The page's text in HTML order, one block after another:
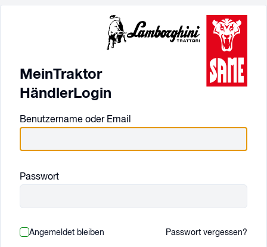
MeinTraktor
HändlerLogin
Benutzername oder Email
Passwort
Angemeldet bleiben Passwort vergessen?